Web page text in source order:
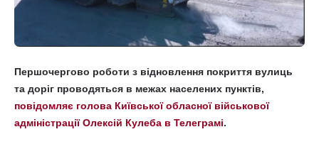
Першочергово роботи з відновлення покриття вулиць
та доріг проводяться в межах населених пунктів,
повідомляє голова Київської обласної військової
адміністрації Олексій Кулеба в Телеграмі.